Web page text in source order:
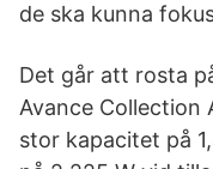
de ska kunna
Det går att rosta
Avance Collection
stor kapacitet på